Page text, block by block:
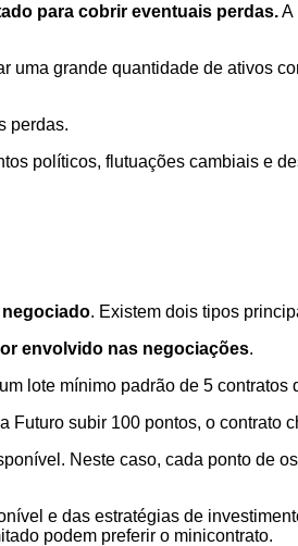
para cobrir eventuais perdas.A
uma grande quantidade de ativos
perdas.
políticos, flutuações cambiais e
. Existem dois tipos
envolvido nas negociações.
lote mínimo padrão de 5 contratos
subir 100 pontos, o contrato
Neste caso, cada ponto de
e das estratégias de
podem preferir o minicontrato.